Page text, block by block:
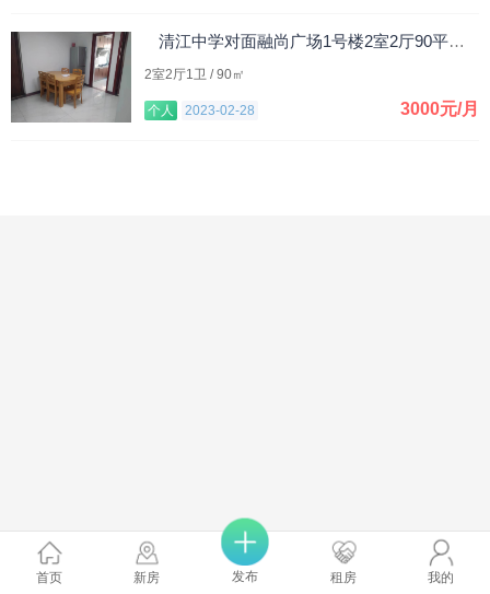
清江中学对面融尚广场1号楼2室2厅90平米，整租。
2室2厅1卫 / 90㎡
个人 2023-02-28 3000元/月
首页 新房 发布 租房 我的